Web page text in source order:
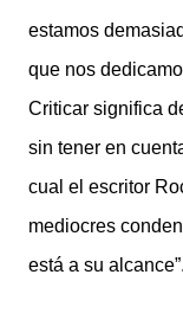
estamos
que nos
Criticar significa
sin tener en
cual el escritor
mediocres
está a su alcance”.